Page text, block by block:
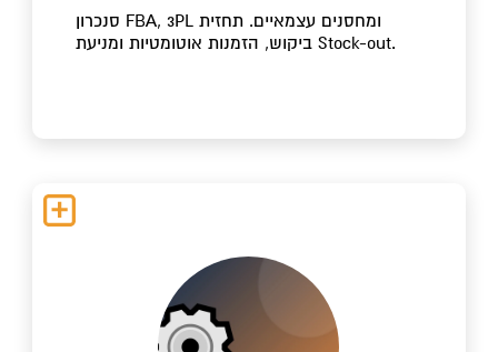
סנכרון FBA, 3PL ומחסנים עצמאיים. תחזית
ביקוש, הזמנות אוטומטיות ומניעת Stock-out.